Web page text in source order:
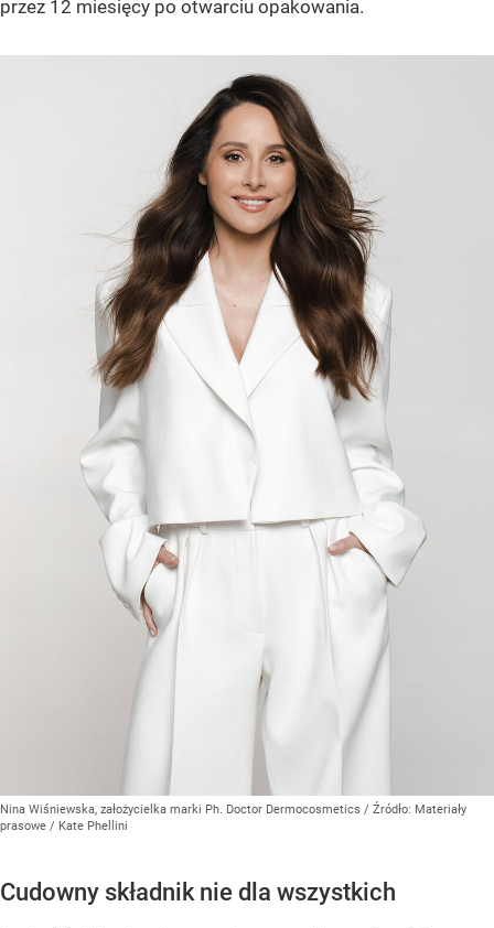
przez 12 miesięcy po otwarciu opakowania.
Nina Wiśniewska, założycielka marki Ph. Doctor Dermocosmetics / Źródło: Materiały
prasowe / Kate Phellini
Cudowny składnik nie dla wszystkich